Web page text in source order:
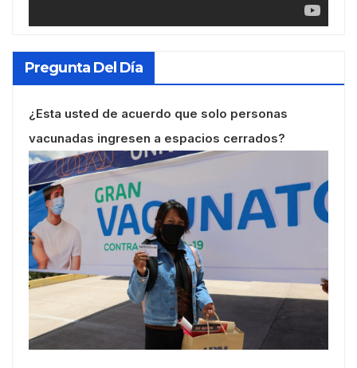
Pregunta Del Día
¿Esta usted de acuerdo que solo personas
vacunadas ingresen a espacios cerrados?